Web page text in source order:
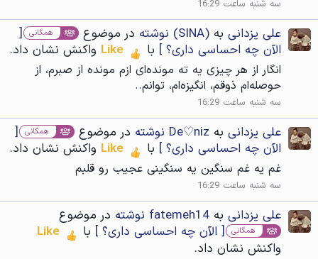
سه شنبه ساعت 16:29
علی یزدانی به (SINA) نوشته در موضوع همگانی [
الآن چه احساسی داری؟ ] با Like واکنش نشان داد.
انگار از هر چیزی یه ته مونده‌ای ازم مونده از صبرم، از
حوصله‌ام ذوقم، انگیزه‌ام، توانم..
سه شنبه ساعت 16:29
علی یزدانی به De♡niz نوشته در موضوع همگانی [
الآن چه احساسی داری؟ ] با Like واکنش نشان داد.
غم یه غم سنگین یه سنگینی عجیب رو قلبم
سه شنبه ساعت 16:29
علی یزدانی به fatemeh14 نوشته در موضوع
همگانی [ الآن چه احساسی داری؟ ] با
Like
واکنش نشان داد.